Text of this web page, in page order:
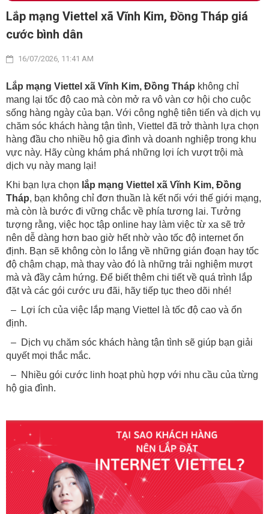
Lắp mạng Viettel xã Vĩnh Kim, Đồng Tháp giá
cước bình dân
16/07/2026, 11:41 AM
Lắp mạng Viettel xã Vĩnh Kim, Đồng Tháp không chỉ
mang lại tốc độ cao mà còn mở ra vô vàn cơ hội cho cuộc
sống hàng ngày của bạn. Với công nghệ tiên tiến và dịch vụ
chăm sóc khách hàng tận tình, Viettel đã trở thành lựa chọn
hàng đầu cho nhiều hộ gia đình và doanh nghiệp trong khu
vực này. Hãy cùng khám phá những lợi ích vượt trội mà
dịch vụ này mang lại!
Khi bạn lựa chọn lắp mạng Viettel xã Vĩnh Kim, Đồng
Tháp, bạn không chỉ đơn thuần là kết nối với thế giới mạng,
mà còn là bước đi vững chắc về phía tương lai. Tưởng
tượng rằng, việc học tập online hay làm việc từ xa sẽ trở
nên dễ dàng hơn bao giờ hết nhờ vào tốc độ internet ổn
định. Bạn sẽ không còn lo lắng về những gián đoạn hay tốc
độ chậm chạp, mà thay vào đó là những trải nghiệm mượt
mà và đầy cảm hứng. Để biết thêm chi tiết về quá trình lắp
đặt và các gói cước ưu đãi, hãy tiếp tục theo dõi nhé!
– Lợi ích của việc lắp mạng Viettel là tốc độ cao và ổn
định.
– Dịch vụ chăm sóc khách hàng tận tình sẽ giúp bạn giải
quyết mọi thắc mắc.
– Nhiều gói cước linh hoạt phù hợp với nhu cầu của từng
hộ gia đình.